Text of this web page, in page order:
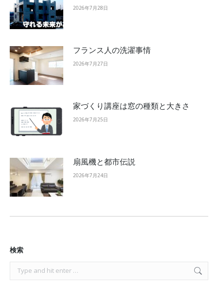
2026年7月28日
フランス人の洗濯事情
2026年7月27日
家づくり講座は窓の種類と大きさ
2026年7月25日
扇風機と都市伝説
2026年7月24日
検索
Search: